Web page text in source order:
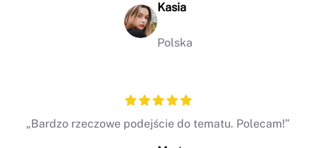
Kasia
Polska
„Bardzo rzeczowe podejście do tematu. Polecam!”